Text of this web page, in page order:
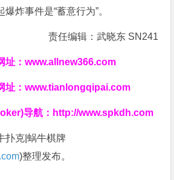
炸事件是“蓄意行为”。
责任编辑：武晓东 SN241
址：www.allnew366.com
址：www.tianlongqipai.com
导航： http://www.spkdh.com
扑克|蜗牛棋牌
)整理发布。